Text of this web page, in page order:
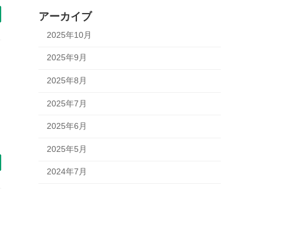
アーカイブ
2025年10月
2025年9月
2025年8月
2025年7月
2025年6月
2025年5月
2024年7月